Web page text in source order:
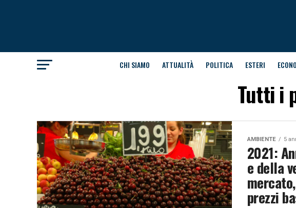
CHI SIAMO ATTUALITÀ POLITICA ESTERI
Tutti i
AMBIENTE 5
2021:
e della
prezzi